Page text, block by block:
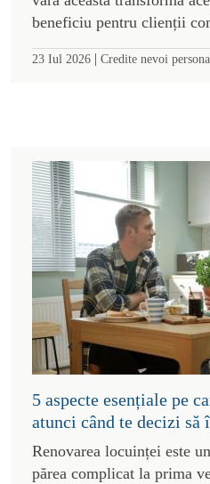
beneficiu pentru clienții
23 Iul 2026 | Credite nevoi
5 aspecte esențiale pe
atunci când te decizi
Renovarea locuinței este
părea complicat la prima